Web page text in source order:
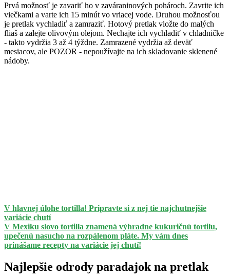
Prvá možnosť je zavariť ho v zaváraninových pohároch. Zavrite ich
viečkami a varte ich 15 minút vo vriacej vode. Druhou možnosťou
je pretlak vychladiť a zamraziť. Hotový pretlak vložte do malých
fliaš a zalejte olivovým olejom. Nechajte ich vychladiť v chladničke
- takto vydržia 3 až 4 týždne. Zamrazené vydržia až deväť
mesiacov, ale POZOR - nepoužívajte na ich skladovanie sklenené
nádoby.
V hlavnej úlohe tortilla! Pripravte si z nej tie najchutnejšie
variácie chutí
V Mexiku slovo tortilla znamená výhradne kukuričnú tortilu,
upečenú nasucho na rozpálenom pláte. My vám dnes
prinášame recepty na variácie jej chutí!
Najlepšie odrody paradajok na pretlak